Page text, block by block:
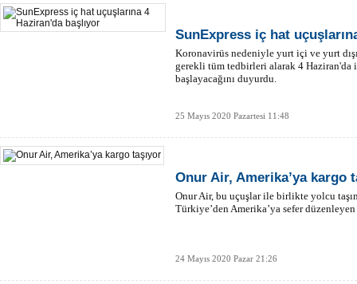
SunExpress iç hat
Koronavirüs nedeniyle yurt içi ve yurt
gerekli tüm tedbirleri alarak 4 Haziran'da
başlayacağını duyurdu.
25 Mayıs 2020 Pazartesi 11:48
Onur Air, Amerika’ya kargo
Onur Air, bu uçuşlar ile birlikte yolcu
Türkiye’den Amerika’ya sefer
24 Mayıs 2020 Pazar 21:26